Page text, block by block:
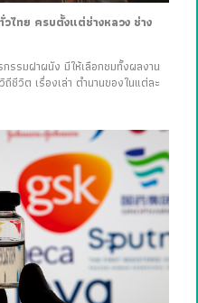
ไทย ครบตั้งแต่ช่างหลวง ช่าง
รรมฝาผนัง มีให้เลือกชมทั้งผลงาน
ชีวิต เรื่องเล่า ตำนานของในแต่ละ